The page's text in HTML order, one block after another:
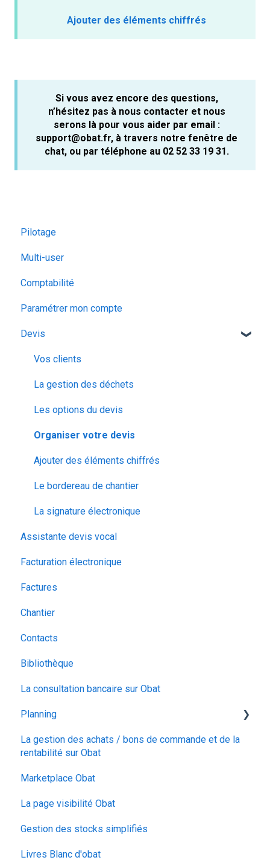
Ajouter des éléments chiffrés
Si vous avez encore des questions,
n’hésitez pas à nous contacter et nous
serons là pour vous aider par email :
support@obat.fr, à travers notre fenêtre de
chat, ou par téléphone au 02 52 33 19 31.
Pilotage
Multi-user
Comptabilité
Paramétrer mon compte
Devis
Vos clients
La gestion des déchets
Les options du devis
Organiser votre devis
Ajouter des éléments chiffrés
Le bordereau de chantier
La signature électronique
Assistante devis vocal
Facturation électronique
Factures
Chantier
Contacts
Bibliothèque
La consultation bancaire sur Obat
Planning
Planning
La gestion des achats / bons de commande et de la
rentabilité sur Obat
Marketplace Obat
La page visibilité Obat
Gestion des stocks simplifiés
Livres Blanc d'obat